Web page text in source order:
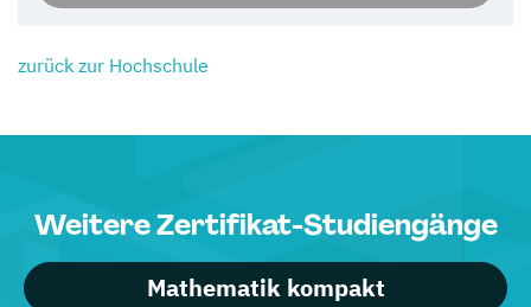
zurück zur Hochschule
Weitere Zertifikat-Studiengänge
Mathematik kompakt